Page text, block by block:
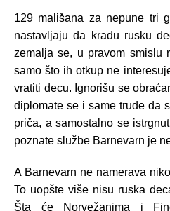
129 mališana za nepune tri
nastavljaju da kradu rusku
zemalja se, u pravom smislu
samo što ih otkup ne
vratiti decu. Ignorišu se
diplomate se i same trude da
priča, a samostalno se
poznate službe Barnevarn je
A Barnevarn ne namerava
To uopšte više nisu ruska
Šta će Norvežanima i